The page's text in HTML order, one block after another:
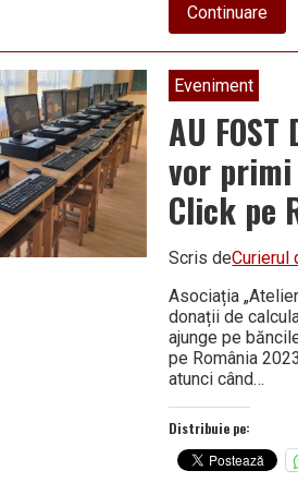
Continuareabout
ai
cu
pe
zi
din
30
mai
Eveniment
AU FOST
vor
Click pe
Scris deCurierul
Asociația
donații de
ajunge pe
pe România
atunci când…
Distribuie pe: